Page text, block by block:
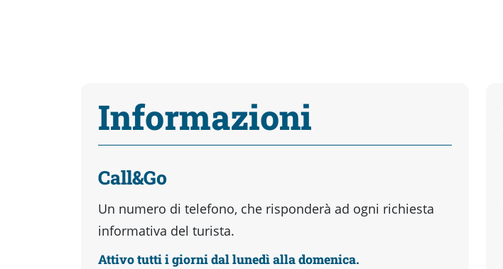
Informazioni
Call&Go
Un numero di telefono, che risponderà ad ogni richiesta
informativa del turista.
Attivo tutti i giorni dal lunedì alla domenica.